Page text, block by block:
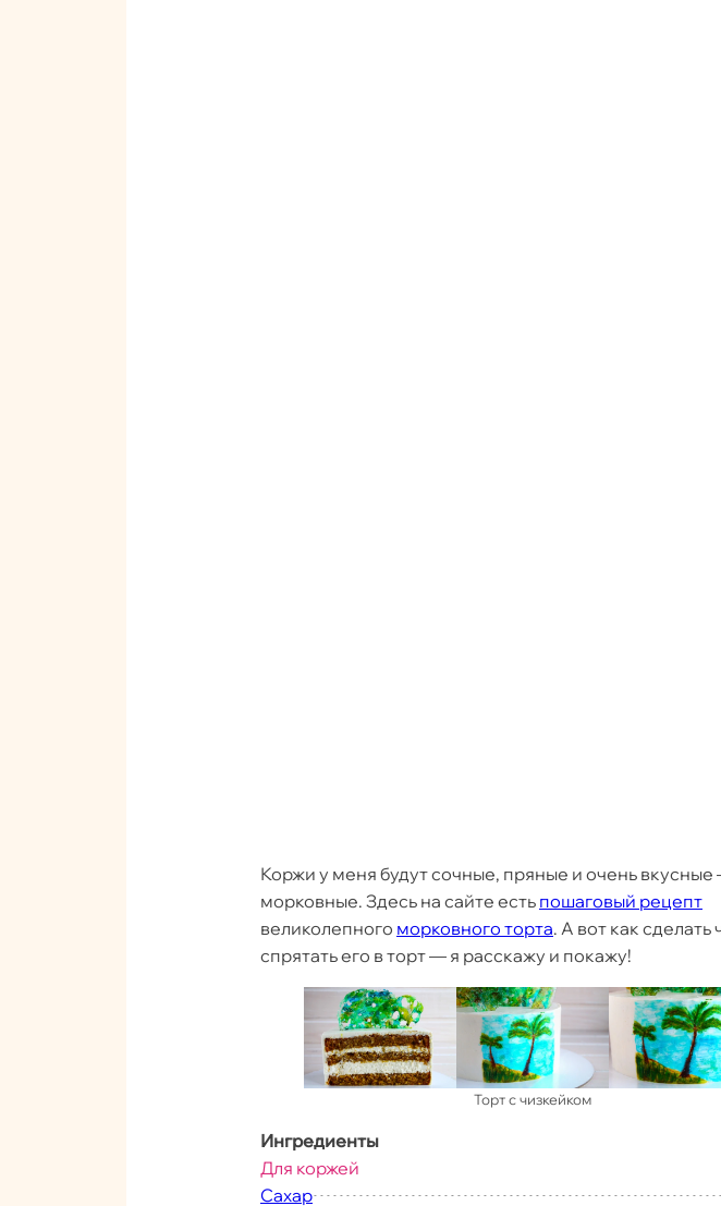
Коржи у меня будут сочные, пряные и очень
морковные. Здесь на сайте есть пошаговый рецепт
великолепного морковного торта. А вот как сделать
спрятать его в торт — я расскажу и покажу!
Торт с чизкейком
Ингредиенты
Для коржей
Сахар